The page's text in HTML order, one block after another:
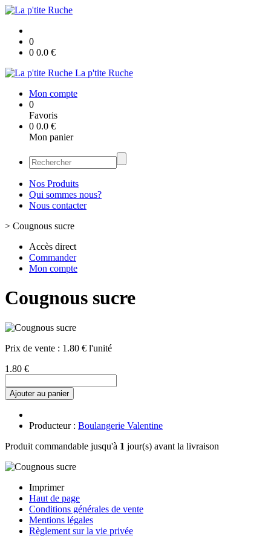
0
0 0.0 €
La p'tite Ruche
Mon compte
0
Favoris
0 0.0 €
Mon panier
Nos Produits
Qui sommes nous?
Nous contacter
> Cougnous sucre
Accès direct
Commander
Mon compte
Cougnous sucre
Prix de vente : 1.80 € l'unité
1.80 €
Ajouter au panier
Producteur : Boulangerie Valentine
Produit commandable jusqu'à 1 jour(s) avant la livraison
Imprimer
Haut de page
Conditions générales de vente
Mentions légales
Règlement sur la vie privée